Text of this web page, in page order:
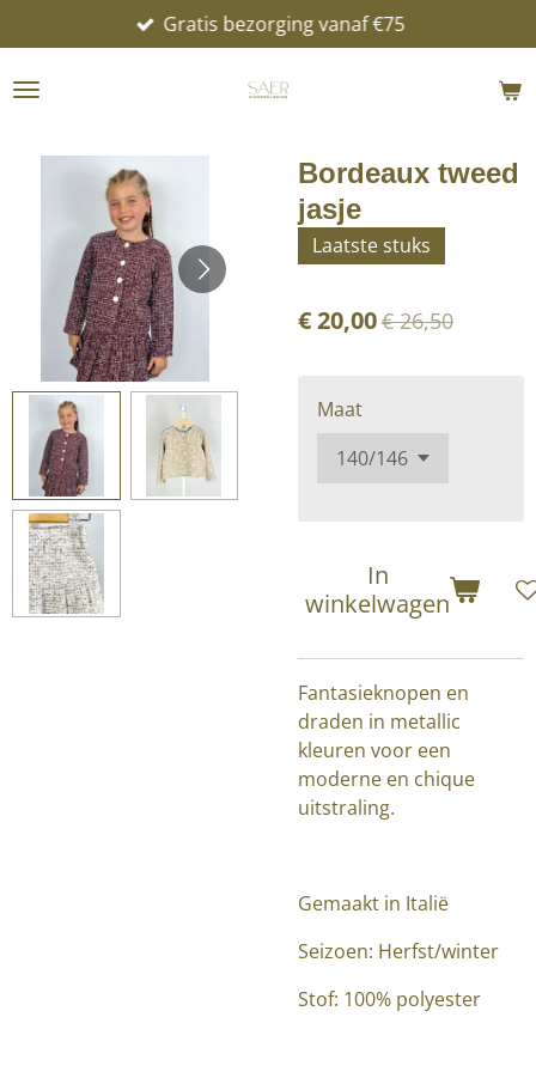
direct
naar
Gratis bezorging vanaf €75
Bordeaux tweed
jasje
Laatste stuks
€ 20,00€ 26,50
Maat
In
winkelwagen
Fantasieknopen en
draden in metallic
kleuren voor een
moderne en chique
uitstraling.
Gemaakt in Italië
Seizoen: Herfst/winter
Stof: 100% polyester